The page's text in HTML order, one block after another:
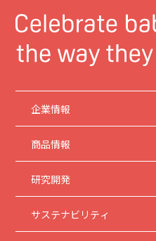
企業情報
商品情報
研究開発
サステナビリティ